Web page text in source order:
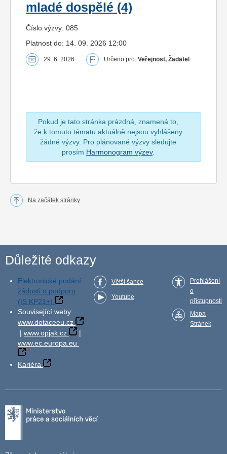
mladé dospělé (4)
Číslo výzvy: 085
Platnost do: 14. 09. 2026 12:00
29. 6. 2026 Určeno pro: Veřejnost, Žadatel
Pokud je tato stránka prázdná, znamená to,
že k tomuto tématu aktuálně nejsou vyhlášeny
žádné výzvy. Pro plánované výzvy sledujte
prosím Harmonogram výzev.
Na začátek stránky
Důležité odkazy
Elektronické podání
žádosti o podporu
(IS KP21+)
Související weby:
www.dotaceeu.cz
| www.opjak.cz
|
www.ec.europa.eu
Kariéra
Větší šance
Youtube
Prohlášení
o
přístupnosti
Mapa
Stránek